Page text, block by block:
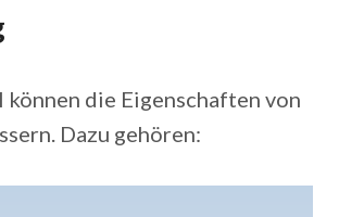
die Eigenschaften von
Dazu gehören: